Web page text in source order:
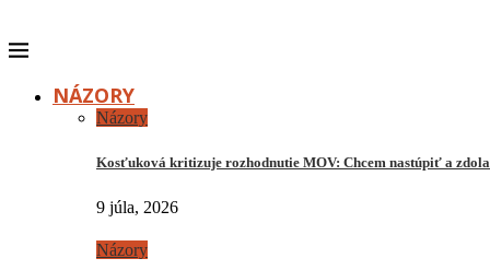
NÁZORY
Názory
Kosťuková kritizuje rozhodnutie MOV: Chcem nastúpiť a
9 júla, 2026
Názory